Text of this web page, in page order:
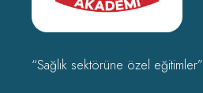
“Sağlık sektörüne özel eğitimler”